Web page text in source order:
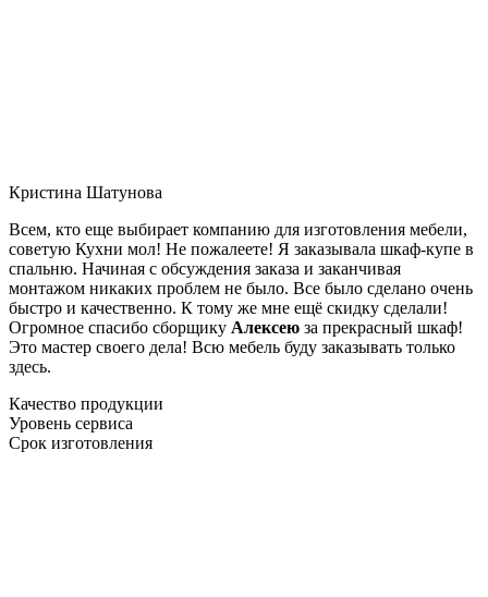
Кристина Шатунова
Всем, кто еще выбирает компанию для изготовления мебели,
советую Кухни мол! Не пожалеете! Я заказывала шкаф-купе в
спальню. Начиная с обсуждения заказа и заканчивая
монтажом никаких проблем не было. Все было сделано очень
быстро и качественно. К тому же мне ещё скидку сделали!
Огромное спасибо сборщику Алексею за прекрасный шкаф!
Это мастер своего дела! Всю мебель буду заказывать только
здесь.
Качество продукции
Уровень сервиса
Срок изготовления